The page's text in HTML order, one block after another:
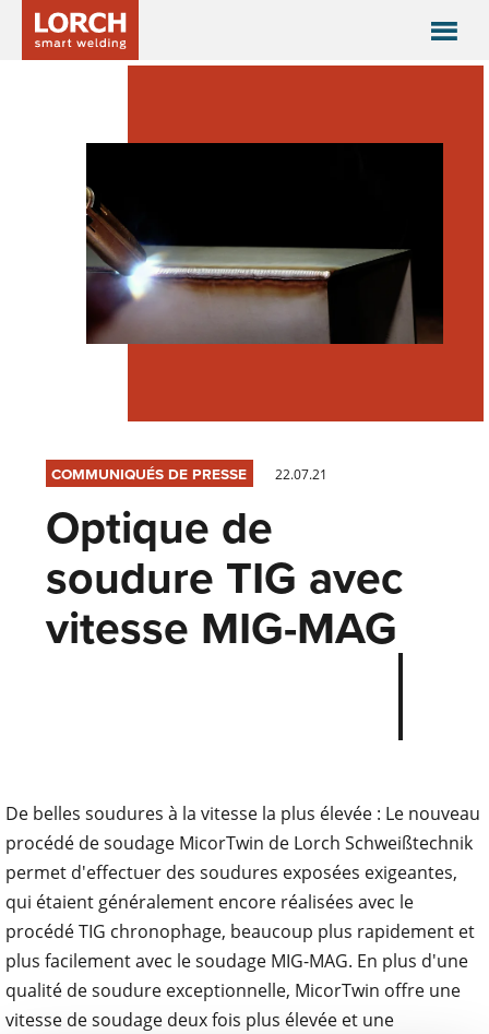
COMMUNIQUÉS DE PRESSE 22.07.21
Optique de
soudure TIG avec
vitesse MIG-MAG
De belles soudures à la vitesse la plus élevée : Le nouveau
procédé de soudage MicorTwin de Lorch Schweißtechnik
permet d'effectuer des soudures exposées exigeantes,
qui étaient généralement encore réalisées avec le
procédé TIG chronophage, beaucoup plus rapidement et
plus facilement avec le soudage MIG-MAG. En plus d'une
qualité de soudure exceptionnelle, MicorTwin offre une
vitesse de soudage deux fois plus élevée et une